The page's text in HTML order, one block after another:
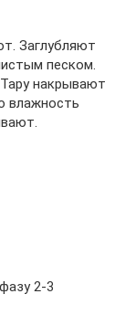
Заглубляют
песком.
накрывают
влажность
2-3